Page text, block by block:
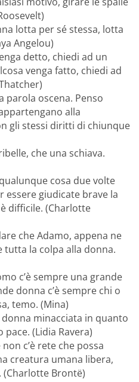
lotta per sé stessa, lotta
Angelou)
detto, chiedi ad un
venga fatto, chiedi ad
parola oscena. Penso
alla
gli stessi diritti di chiunque
che una schiava.
cosa due volte
essere giudicate brave la
difficile. (Charlotte
che Adamo, appena ne
tutta la colpa alla donna.
c’è sempre una grande
donna c’è sempre chi o
temo. (Mina)
donna minacciata in quanto
(Lidia Ravera)
c’è rete che possa
creatura umana libera,
Brontë)